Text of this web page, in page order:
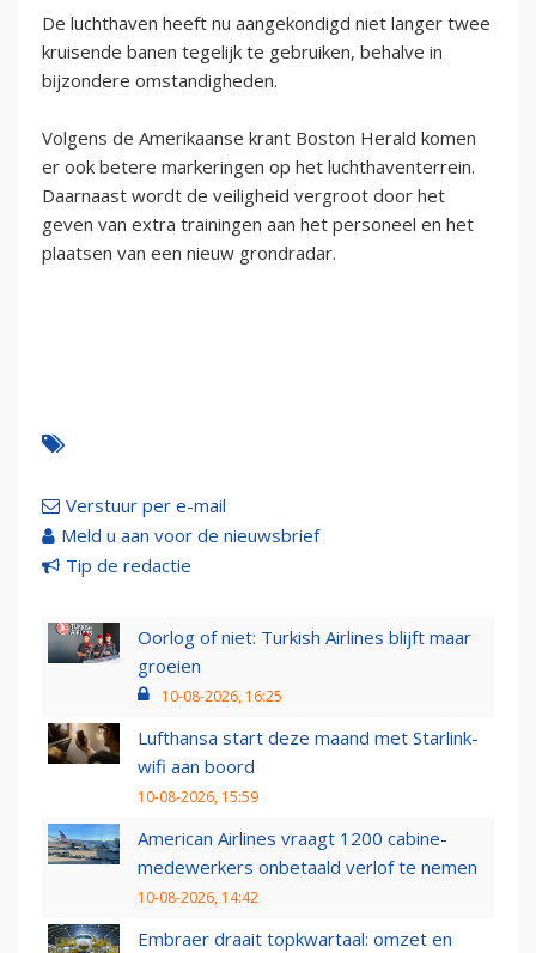
De luchthaven heeft nu aangekondigd niet langer twee
kruisende banen tegelijk te gebruiken, behalve in
bijzondere omstandigheden.
Volgens de Amerikaanse krant Boston Herald komen
er ook betere markeringen op het luchthaventerrein.
Daarnaast wordt de veiligheid vergroot door het
geven van extra trainingen aan het personeel en het
plaatsen van een nieuw grondradar.
Verstuur per e-mail
Meld u aan voor de nieuwsbrief
Tip de redactie
Oorlog of niet: Turkish Airlines blijft maar
groeien
10-08-2026, 16:25
Lufthansa start deze maand met Starlink-
wifi aan boord
10-08-2026, 15:59
American Airlines vraagt 1200 cabine-
medewerkers onbetaald verlof te nemen
10-08-2026, 14:42
Embraer draait topkwartaal: omzet en